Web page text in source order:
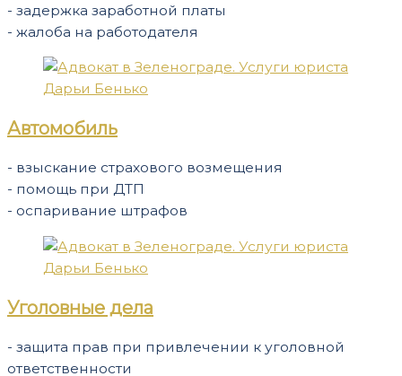
- задержка заработной платы
- жалоба на работодателя
Автомобиль
- взыскание страхового возмещения
- помощь при ДТП
- оспаривание штрафов
Уголовные дела
- защита прав при привлечении к уголовной
ответственности